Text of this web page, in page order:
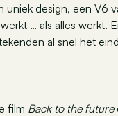
design, een V6
… als alles werkt.
al snel het
film Back to the future